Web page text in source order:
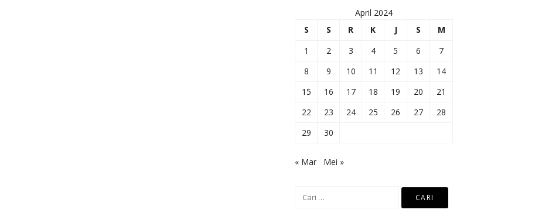
April 2024
S
S R K J S
M
1
2 3 4 5 6
7
8
9 10 11 12 13
14
15
16 17 18 19 20
21
22
23 24 25 26 27
28
29
30
« Mar Mei »
Cari